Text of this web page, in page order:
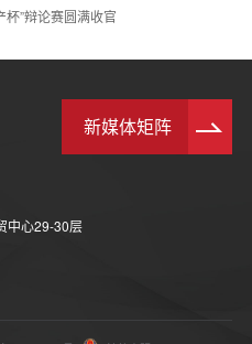
”辩论赛圆满收官
新媒体矩阵
中心29-30层